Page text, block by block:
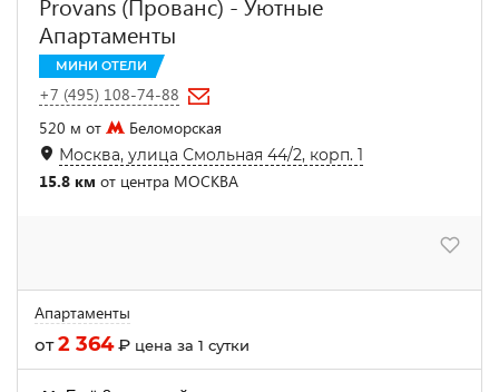
Апартаменты
МИНИ ОТЕЛИ
+7 (495) 108-74-88
520 м от
Беломорская
Москва, улица Смольная 44/2, корп. 1
15.8 км от центра МОСКВА
Апартаменты
от2 364₽ цена за 1 сутки